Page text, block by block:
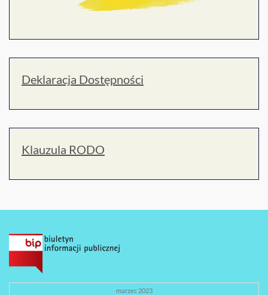
Deklaracja Dostępności
Klauzula RODO
marzec 2023